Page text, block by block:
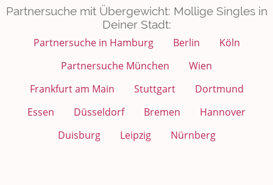
Partnersuche mit Übergewicht: Mollige Singles in
Deiner Stadt:
Partnersuche in Hamburg
Berlin
Köln
Partnersuche München
Wien
Frankfurt am Main
Stuttgart
Dortmund
Essen
Düsseldorf Bremen
Hannover
Duisburg
Leipzig Nürnberg